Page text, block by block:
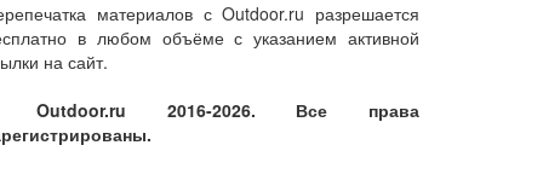
материалов с Outdoor.ru разрешается
в любом объёме с указанием активной
на сайт.
Outdoor.ru 2016-2026. Все права